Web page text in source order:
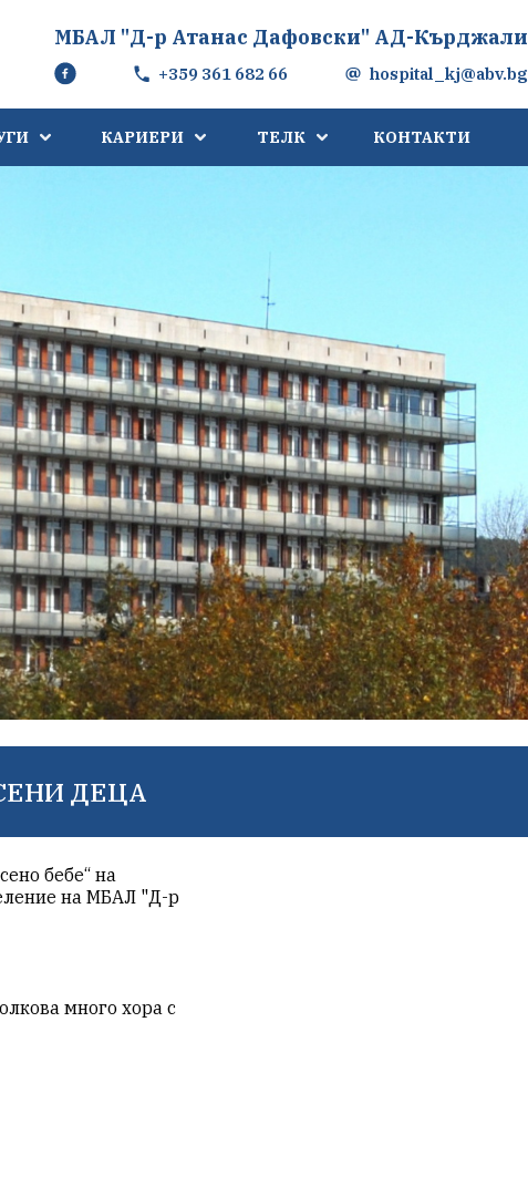
МБАЛ "Д-р Атанас Дафовски" АД-Кърджали
+359 361 682 66 hospital_kj@abv.bg
КАРИЕРИ ТЕЛК КОНТАКТИ
ДЕЦА
бебе“ на
на МБАЛ "Д-р
много хора с